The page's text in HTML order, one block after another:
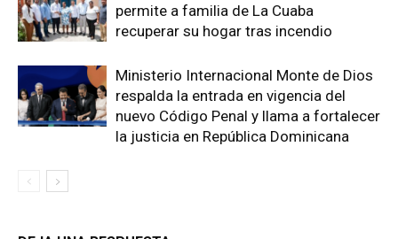
permite a familia de La Cuaba
recuperar su hogar tras incendio
Ministerio Internacional Monte de Dios
respalda la entrada en vigencia del
nuevo Código Penal y llama a fortalecer
la justicia en República Dominicana